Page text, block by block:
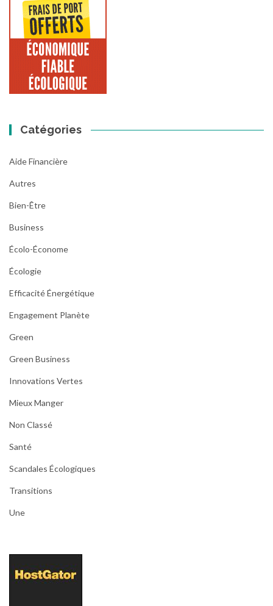
Catégories
Aide Financière
Autres
Bien-Être
Business
Écolo-Économe
Écologie
Efficacité Énergétique
Engagement Planète
Green
Green Business
Innovations Vertes
Mieux Manger
Non Classé
Santé
Scandales Écologiques
Transitions
Une